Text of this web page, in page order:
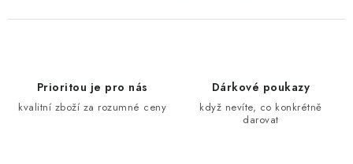
Prioritou je pro nás
kvalitní zboží za rozumné ceny
Dárkové poukazy
když nevíte, co konkrétně
darovat